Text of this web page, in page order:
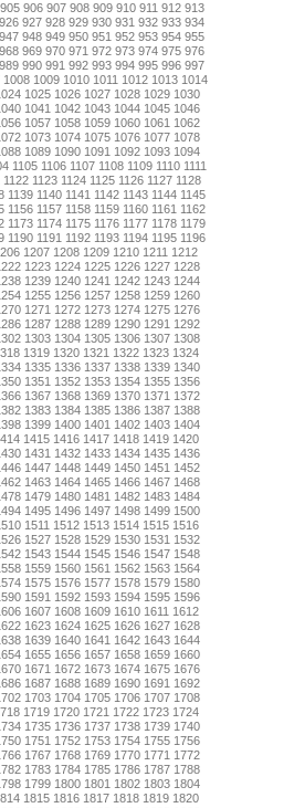
905 906 907 908 909 910 911 912 913
926 927 928 929 930 931 932 933 934
947 948 949 950 951 952 953 954 955
968 969 970 971 972 973 974 975 976
989 990 991 992 993 994 995 996 997
1008 1009 1010 1011 1012 1013 1014
1025 1026 1027 1028 1029 1030
1041 1042 1043 1044 1045 1046
1057 1058 1059 1060 1061 1062
1073 1074 1075 1076 1077 1078
1089 1090 1091 1092 1093 1094
1105 1106 1107 1108 1109 1110 1111
1122 1123 1124 1125 1126 1127 1128
1139 1140 1141 1142 1143 1144 1145
1156 1157 1158 1159 1160 1161 1162
1173 1174 1175 1176 1177 1178 1179
1190 1191 1192 1193 1194 1195 1196
1207 1208 1209 1210 1211 1212
1223 1224 1225 1226 1227 1228
1239 1240 1241 1242 1243 1244
1255 1256 1257 1258 1259 1260
1271 1272 1273 1274 1275 1276
1287 1288 1289 1290 1291 1292
1303 1304 1305 1306 1307 1308
1319 1320 1321 1322 1323 1324
1335 1336 1337 1338 1339 1340
1351 1352 1353 1354 1355 1356
1367 1368 1369 1370 1371 1372
1383 1384 1385 1386 1387 1388
1399 1400 1401 1402 1403 1404
1415 1416 1417 1418 1419 1420
1431 1432 1433 1434 1435 1436
1447 1448 1449 1450 1451 1452
1463 1464 1465 1466 1467 1468
1479 1480 1481 1482 1483 1484
1495 1496 1497 1498 1499 1500
1511 1512 1513 1514 1515 1516
1527 1528 1529 1530 1531 1532
1543 1544 1545 1546 1547 1548
1559 1560 1561 1562 1563 1564
1575 1576 1577 1578 1579 1580
1591 1592 1593 1594 1595 1596
1607 1608 1609 1610 1611 1612
1623 1624 1625 1626 1627 1628
1639 1640 1641 1642 1643 1644
1655 1656 1657 1658 1659 1660
1671 1672 1673 1674 1675 1676
1687 1688 1689 1690 1691 1692
1703 1704 1705 1706 1707 1708
1719 1720 1721 1722 1723 1724
1735 1736 1737 1738 1739 1740
1751 1752 1753 1754 1755 1756
1767 1768 1769 1770 1771 1772
1783 1784 1785 1786 1787 1788
1799 1800 1801 1802 1803 1804
1815 1816 1817 1818 1819 1820